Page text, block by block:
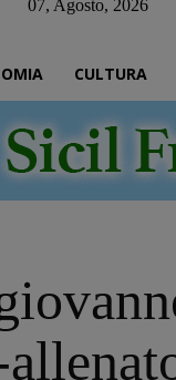
07, Agosto, 2026
CULTURA